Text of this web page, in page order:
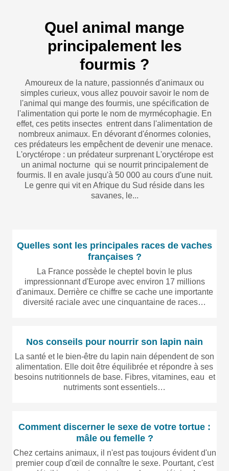
Quel animal mange
principalement les
fourmis ?
Amoureux de la nature, passionnés d'animaux ou
simples curieux, vous allez pouvoir savoir le nom de
l'animal qui mange des fourmis, une spécification de
l'alimentation qui porte le nom de myrmécophagie. En
effet, ces petits insectes entrent dans l'alimentation de
nombreux animaux. En dévorant d'énormes colonies,
ces prédateurs les empêchent de devenir une menace.
L'oryctérope : un prédateur surprenant L'oryctérope est
un animal nocturne qui se nourrit principalement de
fourmis. Il en avale jusqu'à 50 000 au cours d'une nuit.
Le genre qui vit en Afrique du Sud réside dans les
savanes, le...
Quelles sont les principales races de vaches
françaises ?
La France possède le cheptel bovin le plus
impressionnant d'Europe avec environ 17 millions
d'animaux. Derrière ce chiffre se cache une importante
diversité raciale avec une cinquantaine de races…
Nos conseils pour nourrir son lapin nain
La santé et le bien-être du lapin nain dépendent de son
alimentation. Elle doit être équilibrée et répondre à ses
besoins nutritionnels de base. Fibres, vitamines, eau et
nutriments sont essentiels…
Comment discerner le sexe de votre tortue :
mâle ou femelle ?
Chez certains animaux, il n'est pas toujours évident d'un
premier coup d'œil de connaître le sexe. Pourtant, c'est